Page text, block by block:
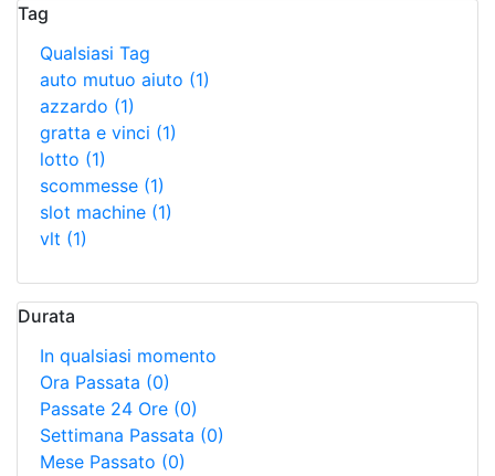
Tag
Qualsiasi Tag
auto mutuo aiuto (1)
azzardo (1)
gratta e vinci (1)
lotto (1)
scommesse (1)
slot machine (1)
vlt (1)
Durata
In qualsiasi momento
Ora Passata (0)
Passate 24 Ore (0)
Settimana Passata (0)
Mese Passato (0)